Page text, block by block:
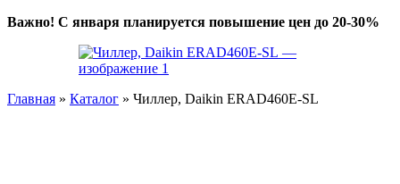
Важно! С января планируется повышение цен до 20-30%
Главная » Каталог » Чиллер, Daikin ERAD460E-SL